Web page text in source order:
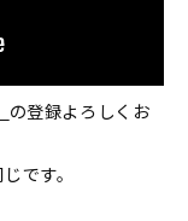
の登録よろしくお
です。